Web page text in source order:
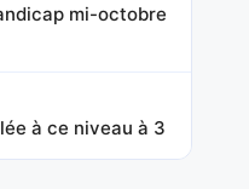
mi-octobre
à ce niveau à 3